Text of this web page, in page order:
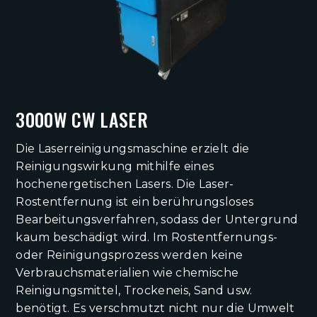
3000W CW LASER
Die Laserreinigungsmaschine erzielt die
Reinigungswirkung mithilfe eines
hochenergetischen Lasers. Die Laser-
Rostentfernung ist ein berührungsloses
Bearbeitungsverfahren, sodass der Untergrund
kaum beschädigt wird. Im Rostentfernungs-
oder Reinigungsprozess werden keine
Verbrauchsmaterialien wie chemische
Reinigungsmittel, Trockeneis, Sand usw.
benötigt. Es verschmutzt nicht nur die Umwelt